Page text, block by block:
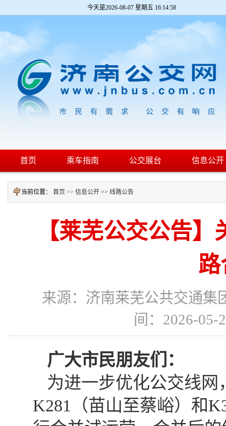
今天是2026-08-07 星期五 16:14:58
首页 乘车指南 公交展台 信息公开
当前位置： 首页 >> 信息公开 >> 线路公告
【莱芜公交公告
路
来源：济南莱芜公共交
间：2026-
广大市民朋友们：
为进一步优化公交线网
K281（苗山至蔡峪）和